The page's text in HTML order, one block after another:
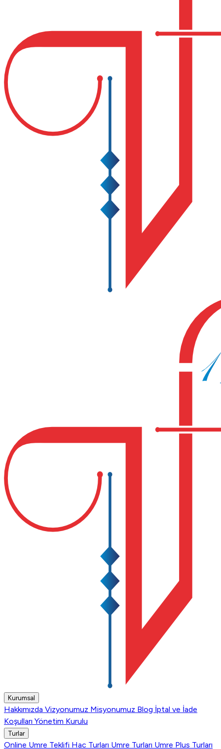
Kurumsal
Hakkımızda Vizyonumuz Misyonumuz Blog İptal ve İade
Koşulları Yönetim Kurulu
Turlar
Online Umre Teklifi Hac Turları Umre Turları Umre Plus Turları